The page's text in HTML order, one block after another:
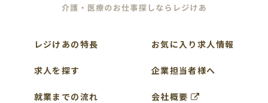
レジけあの特長
求人を探す
就業までの流れ
お気に入り求人情報
企業担当者様へ
会社概要